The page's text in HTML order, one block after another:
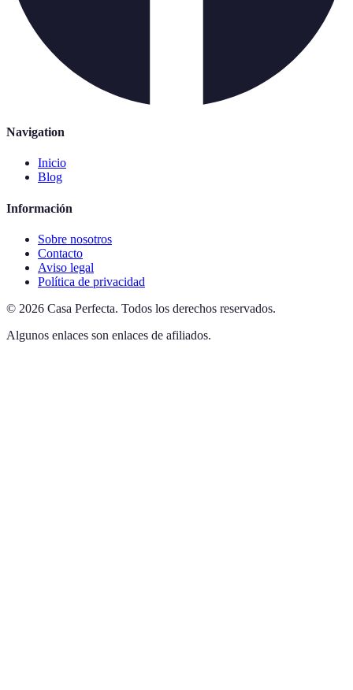
Navigation
Inicio
Blog
Información
Sobre nosotros
Contacto
Aviso legal
Política de privacidad
© 2026 Casa Perfecta. Todos los derechos reservados.
Algunos enlaces son enlaces de afiliados.